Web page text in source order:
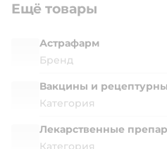
Ещё товары
Астрафарм
Бренд
Вакцины и
Категория
Лекарственные
Категория